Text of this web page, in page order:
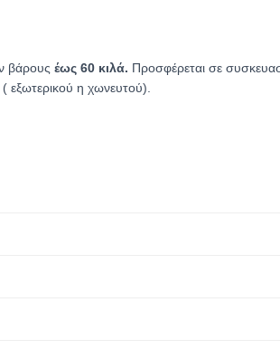
βάρους έως 60 κιλά. Προσφέρεται σε
εξωτερικού η χωνευτού).